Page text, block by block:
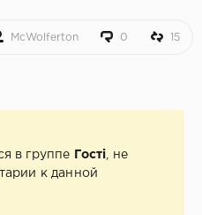
McWolferton 0 15
в группе
Гості , не
к данной